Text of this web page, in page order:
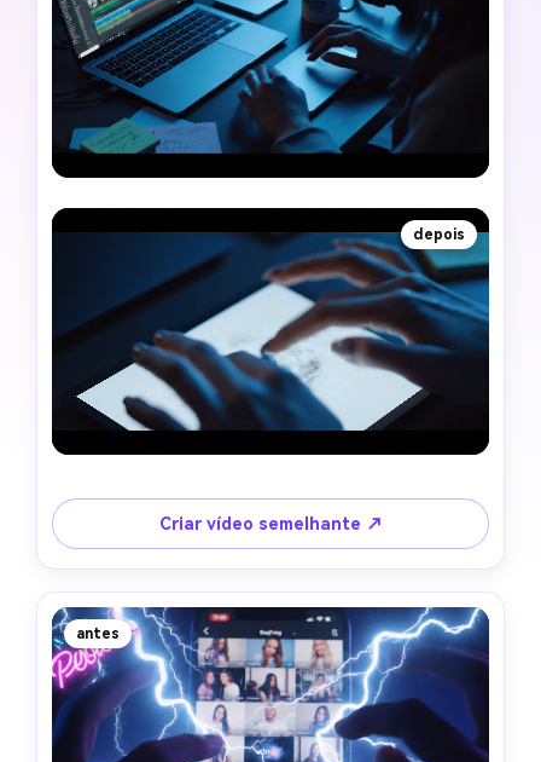
depois
Criar vídeo semelhante ↗
antes